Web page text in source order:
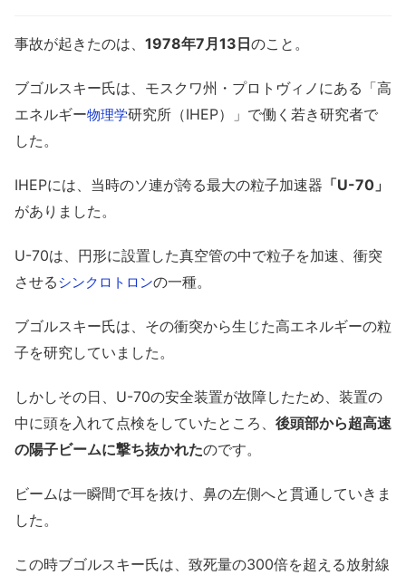
事故が起きたのは、 1978年7月13日のこと。
ブゴルスキー氏は、モスクワ州・プロトヴィノにある「高
エネルギー物理学研究所（IHEP）」で働く若き研究者で
した。
IHEPには、当時のソ連が誇る最大の粒子加速器 「U-70」
がありました。
U-70は、円形に設置した真空管の中で粒子を加速、衝突
させるシンクロトロンの一種。
ブゴルスキー氏は、その衝突から生じた高エネルギーの粒
子を研究していました。
しかしその日、U-70の安全装置が故障したため、装置の
中に頭を入れて点検をしていたところ、 後頭部から超高速
の陽子ビームに撃ち抜かれたのです。
ビームは一瞬間で耳を抜け、鼻の左側へと貫通していきま
した。
この時ブゴルスキー氏は、致死量の300倍を超える放射線